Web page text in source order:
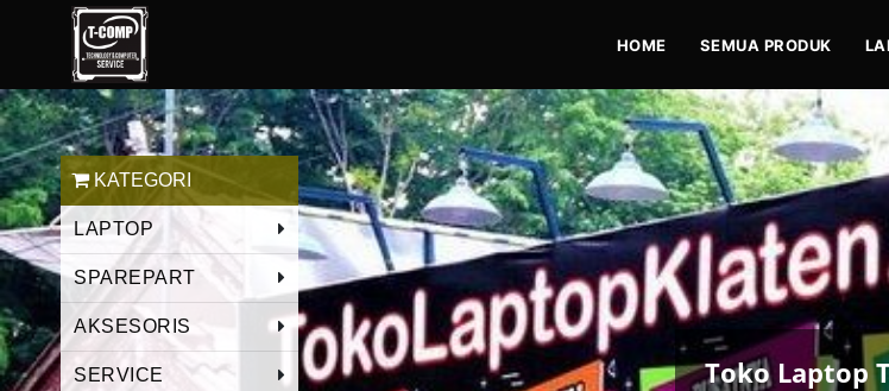
SEMUA PRODUK
HOME
Toko Laptop
KATEGORI
LAPTOP
SPAREPART
AKSESORIS
SERVICE